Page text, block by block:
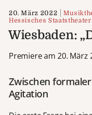
20. März 2022
Hessisches
Wiesbaden:
Premiere am 20. März
Zwischen
Agitation